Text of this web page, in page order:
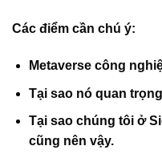
Các điểm cần chú ý:
Metaverse công
Tại sao nó quan
Tại sao chúng tôi ở
cũng nên vậy.